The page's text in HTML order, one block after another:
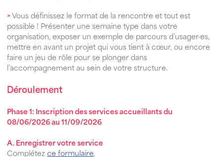
> Vous définissez le format de la rencontre et tout est
possible ! Présenter une semaine type dans votre
organisation, exposer un exemple de parcours d’usager·es,
mettre en avant un projet qui vous tient à cœur, ou encore
faire un jeu de rôle pour se plonger dans
l’accompagnement au sein de votre structure.
Déroulement
Phase 1: Inscription des services accueillants du
08/06/2026 au 11/09/2026
A. Enregistrer votre service
Complétez ce formulaire.